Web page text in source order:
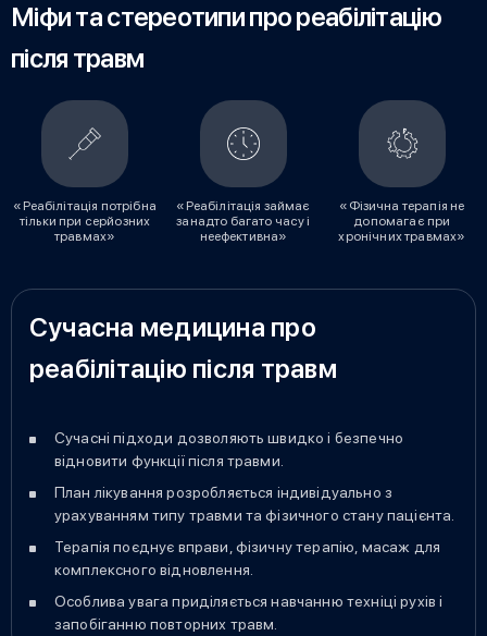
Міфи та стереотипи про реабілітацію
після травм
«Реабілітація потрібна
тільки при серйозних
травмах»
«Реабілітація займає
занадто багато часу і
неефективна»
«Фізична терапія не
допомагає при
хронічних травмах»
Сучасна медицина про
реабілітацію після травм
Сучасні підходи дозволяють швидко і безпечно
відновити функції після травми.
План лікування розробляється індивідуально з
урахуванням типу травми та фізичного стану пацієнта.
Терапія поєднує вправи, фізичну терапію, масаж для
комплексного відновлення.
Особлива увага приділяється навчанню техніці рухів і
запобіганню повторних травм.